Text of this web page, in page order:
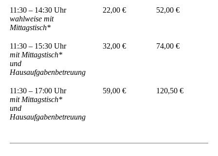
11:30 – 14:30 Uhr
wahlweise mit
Mittagstisch*
22,00 € 52,00 €
11:30 – 15:30 Uhr
mit Mittagstisch*
und
Hausaufgabenbetreuung
32,00 € 74,00 €
11:30 – 17:00 Uhr
mit Mittagstisch*
und
Hausaufgabenbetreuung
59,00 € 120,50 €